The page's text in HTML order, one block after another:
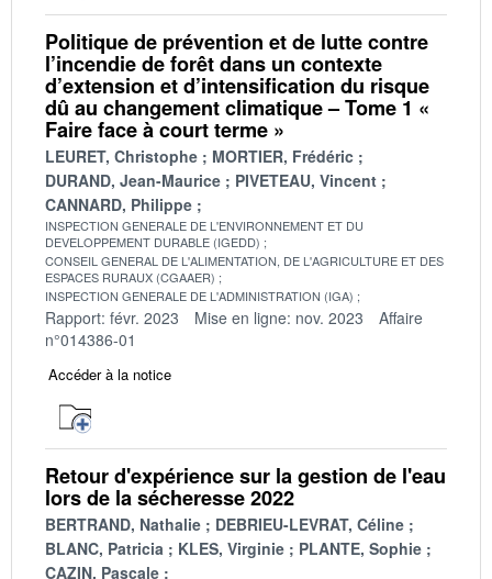
Politique de prévention et de lutte contre
l’incendie de forêt dans un contexte
d’extension et d’intensification du risque
dû au changement climatique – Tome 1 «
Faire face à court terme »
LEURET, Christophe
MORTIER, Frédéric
DURAND, Jean-Maurice
PIVETEAU, Vincent
CANNARD, Philippe
INSPECTION GENERALE DE L'ENVIRONNEMENT ET DU
DEVELOPPEMENT DURABLE (IGEDD)
CONSEIL GENERAL DE L'ALIMENTATION, DE L'AGRICULTURE ET DES
ESPACES RURAUX (CGAAER)
INSPECTION GENERALE DE L'ADMINISTRATION (IGA)
Rapport: févr. 2023 Mise en ligne: nov. 2023
Affaire
n°014386-01
Accéder à la notice
Retour d'expérience sur la gestion de l'eau
lors de la sécheresse 2022
BERTRAND, Nathalie
DEBRIEU-LEVRAT, Céline
BLANC, Patricia
KLES, Virginie
PLANTE, Sophie
CAZIN, Pascale